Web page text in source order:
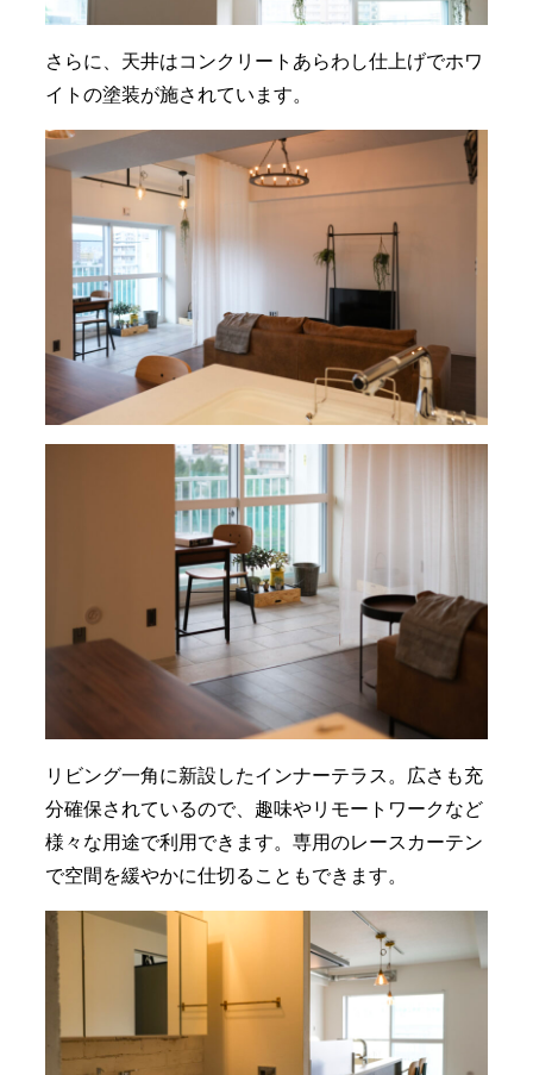
さらに、天井はコンクリートあらわし仕上げでホワ
イトの塗装が施されています。
リビング一角に新設したインナーテラス。広さも充
分確保されているので、趣味やリモートワークなど
様々な用途で利用できます。専用のレースカーテン
で空間を緩やかに仕切ることもできます。